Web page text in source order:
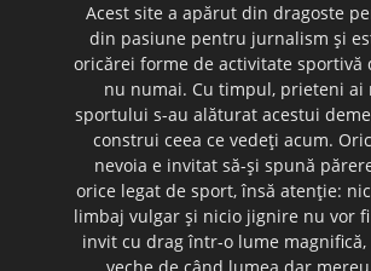
Acest site a apărut din dragoste
din pasiune pentru jurnalism şi
oricărei forme de activitate sportivă
nu numai. Cu timpul, prieteni ai
sportului s-au alăturat acestui
construi ceea ce vedeţi acum.
nevoia e invitat să-şi spună
orice legat de sport, însă atenţie:
limbaj vulgar şi nicio jignire nu vor
invit cu drag într-o lume